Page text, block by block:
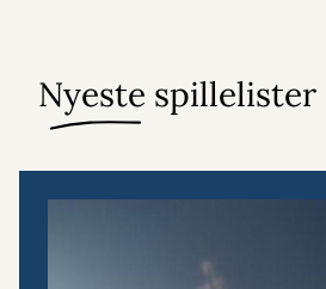
Nyeste spillelister